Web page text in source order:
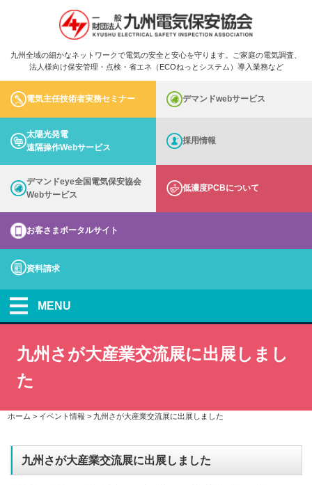
九州全域の細かなネットワークで電気の安全と安心を守ります。ご家庭の電気調査、
法人様向け保安管理・点検・省エネ（ECOねっとシステム）導入業務など
電気主任技術者実務セミナー デマンドwebサービス
太陽光発電
遠隔操作Webサービス
採用情報
デマンドeye全国電気保安協会
Webサービス
低濃度PCBについて
お客さまポータルサイト
資料請求
MENU
九州さが大産業交流展に出展しまし
た
ホーム > イベント情報 > 九州さが大産業交流展に出展しました
九州さが大産業交流展に出展しました